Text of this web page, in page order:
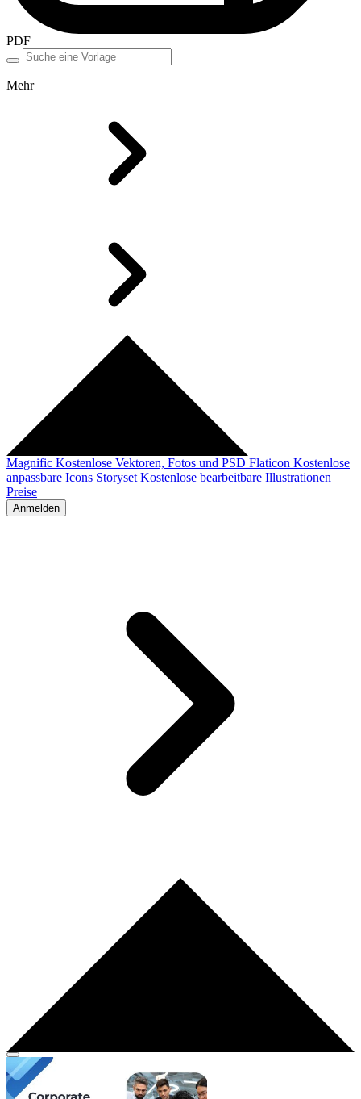
PDF
Mehr
Magnific Kostenlose Vektoren, Fotos und PSD Flaticon Kostenlose
anpassbare Icons Storyset Kostenlose bearbeitbare Illustrationen
Preise
Anmelden